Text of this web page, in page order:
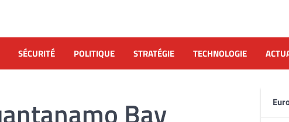
SÉCURITÉ POLITIQUE STRATÉGIE TECHNOLOGIE
Bay